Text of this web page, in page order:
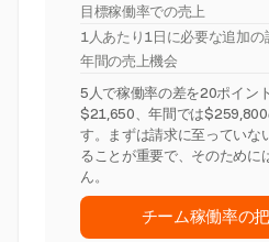
目標稼働率での売上
1人あたり1日に必要な追加の
年間の売上機会
5人で稼働率の差を20ポイン
$21,650、年間では$259,800
す。まずは請求に至っていな
ることが重要で、そのために
ん。
チーム稼働率の